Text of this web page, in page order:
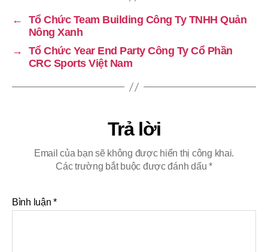
←
Tổ Chức Team Building Công Ty TNHH Quản
Nông Xanh
→
Tổ Chức Year End Party Công Ty Cổ Phần
CRC Sports Việt Nam
Trả lời
Email của bạn sẽ không được hiển thị công khai.
Các trường bắt buộc được đánh dấu*
Bình luận*